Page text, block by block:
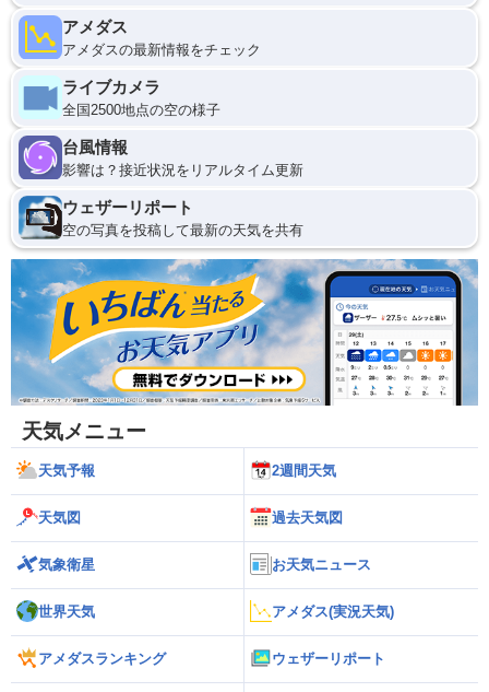
アメダス
アメダスの最新情報をチェック
ライブカメラ
全国2500地点の空の様子
台風情報
影響は？接近状況をリアルタイム更新
ウェザーリポート
空の写真を投稿して最新の天気を共有
天気メニュー
天気予報 2週間天気
天気図 過去天気図
気象衛星 お天気ニュース
世界天気 アメダス(実況天気)
アメダスランキング ウェザーリポート